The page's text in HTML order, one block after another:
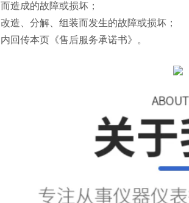
造成的故障或损坏；
造、分解、组装而发生的故障或损坏；
回传本页《售后服务承诺书》。